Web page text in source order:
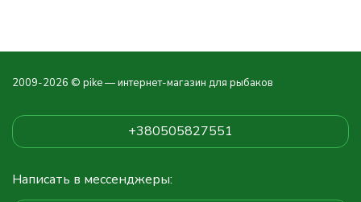
2009-2026 © pike — интернет-магазин для рыбаков
+380505827551
Написать в мессенджеры: